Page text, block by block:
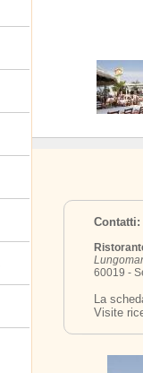
Contatti:
60019 -
La
Visite